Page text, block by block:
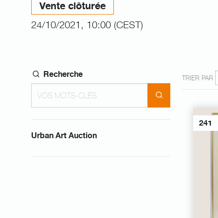
Vente clôturée
24/10/2021, 10:00 (CEST)
Recherche
Urban Art Auction
TRIER PAR
241